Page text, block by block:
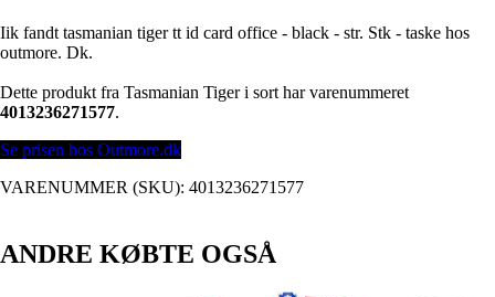
Iik fandt tasmanian tiger tt id card office - black - str. Stk - taske hos
outmore. Dk.
Dette produkt fra Tasmanian Tiger i sort har varenummeret
4013236271577.
Se prisen hos Outmore.dk
VARENUMMER (SKU): 4013236271577
ANDRE KØBTE OGSÅ